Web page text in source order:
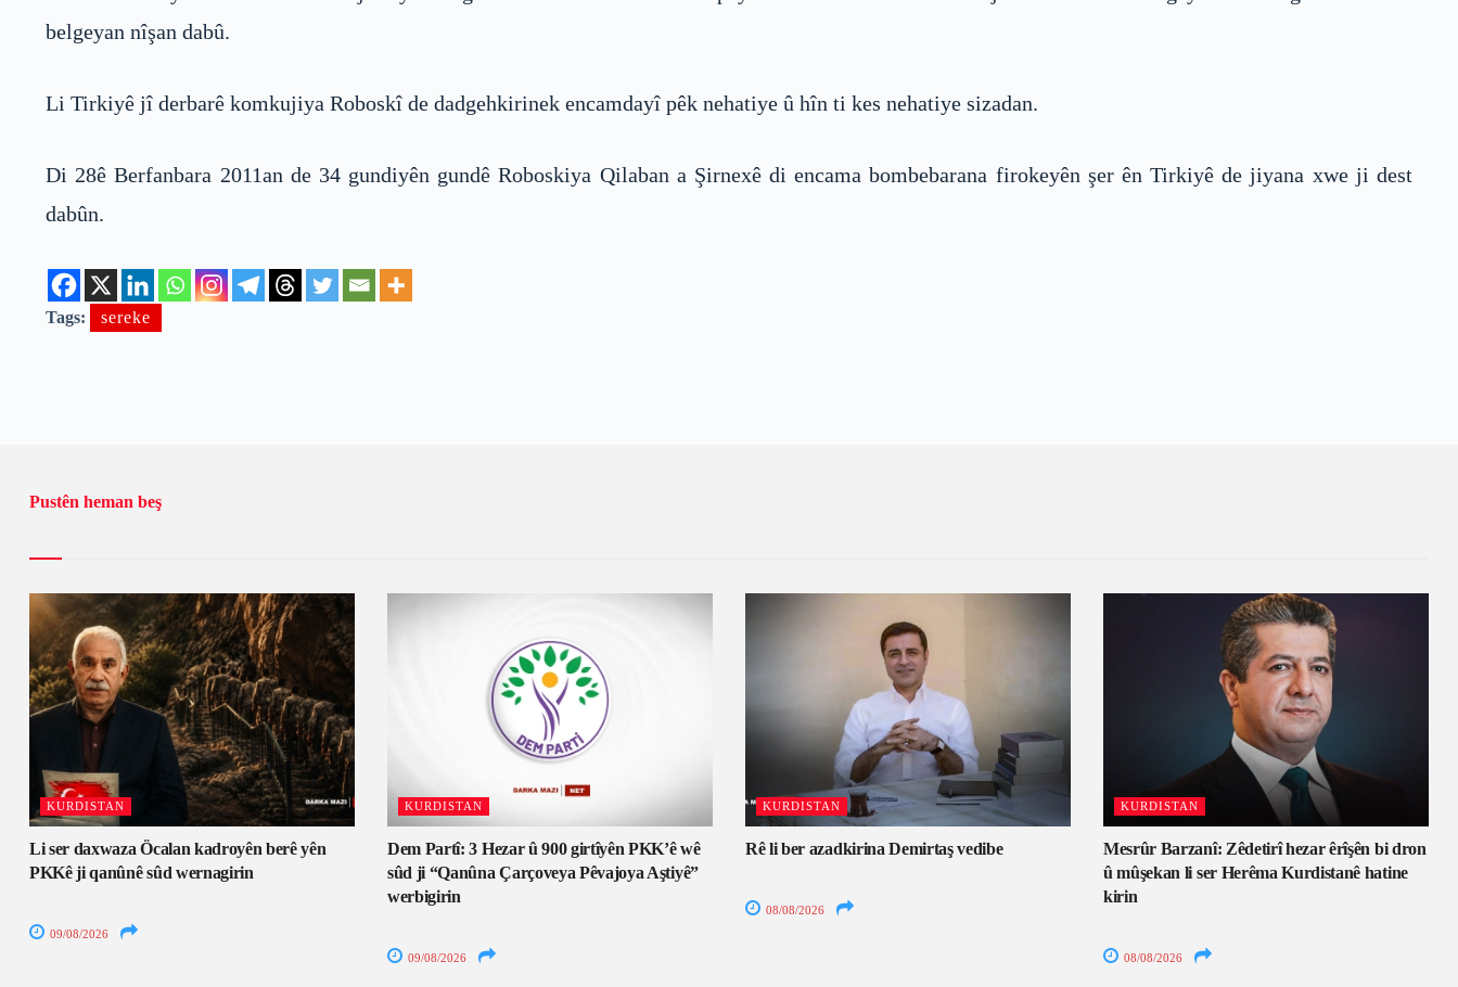
belgeyan nîşan dabû.
Li Tirkiyê jî derbarê komkujiya Roboskî de dadgehkirinek encamdayî pêk nehatiye û hîn ti kes nehatiye sizadan.
Di 28ê Berfanbara 2011an de 34 gundiyên gundê Roboskiya Qilaban a Şirnexê di encama bombebarana firokeyên şer ên Tirkiyê de jiyana xwe ji dest
dabûn.
Tags: sereke
Pustên heman beş
KURDISTAN
Li ser daxwaza Öcalan kadroyên berê yên
PKKê ji qanûnê sûd wernagirin
09/08/2026
KURDISTAN
Dem Partî: 3 Hezar û 900 girtîyên PKK’ê wê
sûd ji “Qanûna Çarçoveya Pêvajoya Aştiyê”
werbigirin
09/08/2026
KURDISTAN
Rê li ber azadkirina Demirtaş vedibe
08/08/2026
KURDISTAN
Mesrûr Barzanî: Zêdetirî hezar êrîşên bi dron
û mûşekan li ser Herêma Kurdistanê hatine
kirin
08/08/2026